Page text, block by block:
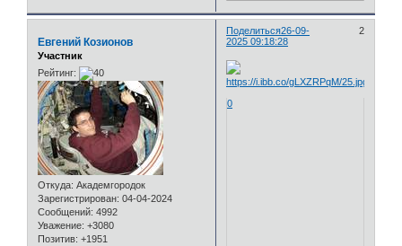
Поделиться 2
26-09-
2025 09:18:28
Евгений Козионов
Участник
Рейтинг:
Откуда: Академгородок
Зарегистрирован: 04-04-2024
Сообщений: 4992
Уважение: +3080
Позитив: +1951
0